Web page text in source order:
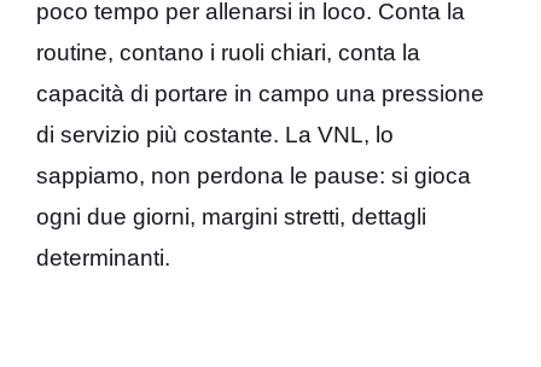
poco tempo per allenarsi in loco. Conta la
routine, contano i ruoli chiari, conta la
capacità di portare in campo una pressione
di servizio più costante. La VNL, lo
sappiamo, non perdona le pause: si gioca
ogni due giorni, margini stretti, dettagli
determinanti.